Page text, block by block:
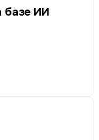
базе ИИ